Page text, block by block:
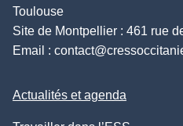
Toulouse
Site de Montpellier : 461 rue
Email :
Actualités et agenda